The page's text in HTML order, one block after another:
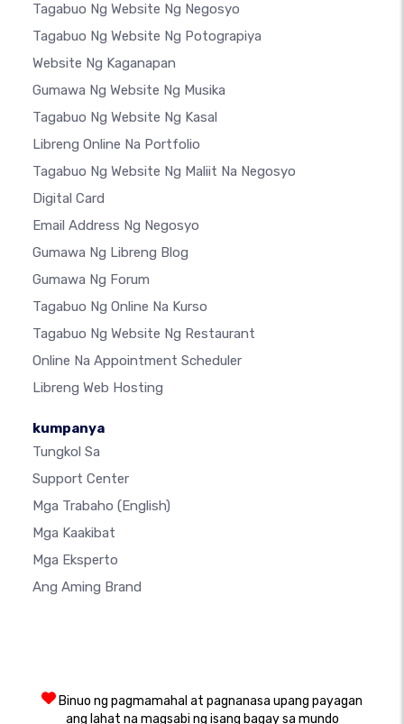
Tagabuo Ng Website Ng Negosyo
Tagabuo Ng Website Ng Potograpiya
Website Ng Kaganapan
Gumawa Ng Website Ng Musika
Tagabuo Ng Website Ng Kasal
Libreng Online Na Portfolio
Tagabuo Ng Website Ng Maliit Na Negosyo
Digital Card
Email Address Ng Negosyo
Gumawa Ng Libreng Blog
Gumawa Ng Forum
Tagabuo Ng Online Na Kurso
Tagabuo Ng Website Ng Restaurant
Online Na Appointment Scheduler
Libreng Web Hosting
kumpanya
Tungkol Sa
Support Center
Mga Trabaho (English)
Mga Kaakibat
Mga Eksperto
Ang Aming Brand
Binuo ng pagmamahal at pagnanasa upang payagan
ang lahat na magsabi ng isang bagay sa mundo